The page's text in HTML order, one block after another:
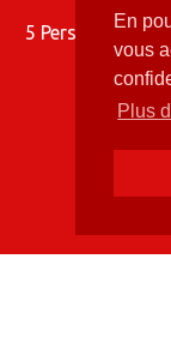
En
vous
Plus
5 Personnes